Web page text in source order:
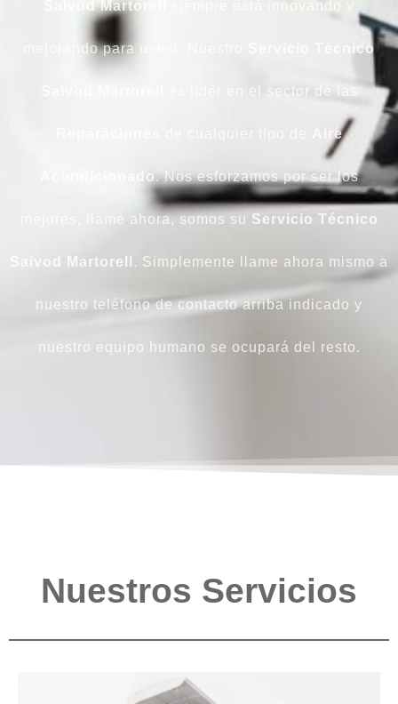
Saivod Martorell siempre está innovando y
mejorando para usted. Nuestro Servicio Técnico
es líder en el sector de las
Aire
Acondicionado. Nos esforzamos por ser los
mejores, llame ahora, somos su Servicio Técnico
Saivod Martorell . Simplemente llame ahora mismo a
nuestro teléfono de contacto arriba indicado y
nuestro equipo humano se ocupará del resto.
Nuestros Servicios